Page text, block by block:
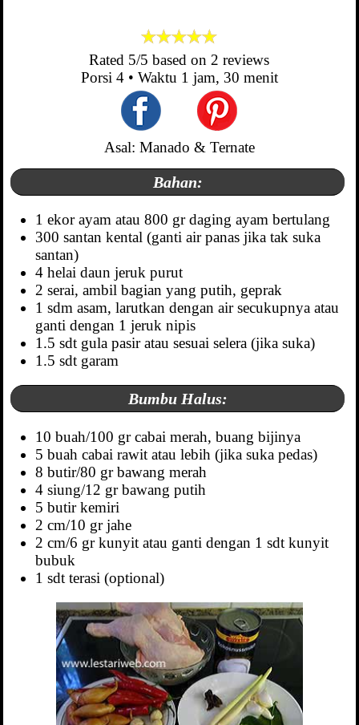
Rated 5/5 based on 2 reviews
Porsi 4• Waktu 1 jam, 30 menit
Asal: Manado & Ternate
Bahan:
1 ekor ayam atau 800 gr daging ayam bertulang
300 santan kental (ganti air panas jika tak suka
santan)
4 helai daun jeruk purut
2 serai, ambil bagian yang putih, geprak
1 sdm asam, larutkan dengan air secukupnya atau
ganti dengan 1 jeruk nipis
1.5 sdt gula pasir atau sesuai selera (jika suka)
1.5 sdt garam
Bumbu Halus:
10 buah/100 gr cabai merah, buang bijinya
5 buah cabai rawit atau lebih (jika suka pedas)
8 butir/80 gr bawang merah
4 siung/12 gr bawang putih
5 butir kemiri
2 cm/10 gr jahe
2 cm/6 gr kunyit atau ganti dengan 1 sdt kunyit
bubuk
1 sdt terasi (optional)